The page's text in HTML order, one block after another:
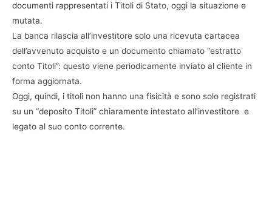
documenti rappresentati i Titoli di Stato, oggi la situazione e
mutata.
La banca rilascia all’investitore solo una ricevuta cartacea
dell’avvenuto acquisto e un documento chiamato “estratto
conto Titoli”: questo viene periodicamente inviato al cliente in
forma aggiornata.
Oggi, quindi, i titoli non hanno una fisicità e sono solo registrati
su un “deposito Titoli” chiaramente intestato all’investitore e
legato al suo conto corrente.